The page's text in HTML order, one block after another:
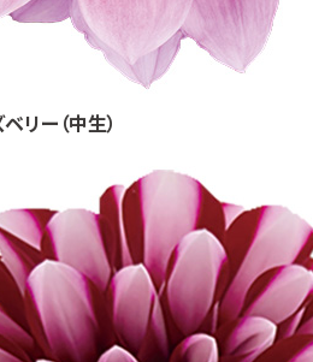
リー（中生）